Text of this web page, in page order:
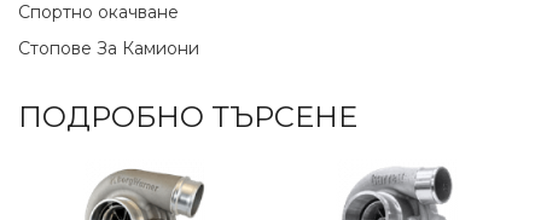
Спортно окачване
Стопове За Камиони
ПОДРОБНО ТЪРСЕНЕ